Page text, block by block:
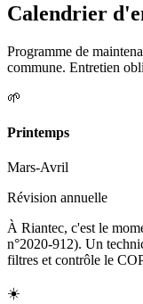
Calendrier
Programme de
commune. Entretien
🌱
Printemps
Mars-Avril
Révision annuelle
À Riantec, c'est le
n°2020-912). Un
filtres et contrôle le
☀️